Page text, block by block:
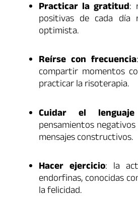
Practicar la gratitud:
positivas de cada día
optimista.
Reírse con frecuencia
compartir momentos
practicar la risoterapia.
Cuidar el
pensamientos
mensajes constructivos.
Hacer ejercicio: la
endorfinas, conocidas
la felicidad.